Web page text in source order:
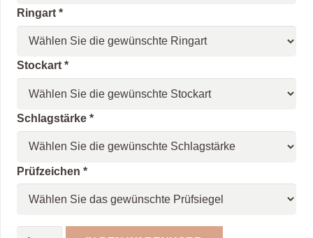
Ringart *
Stockart *
Schlagstärke *
Prüfzeichen *